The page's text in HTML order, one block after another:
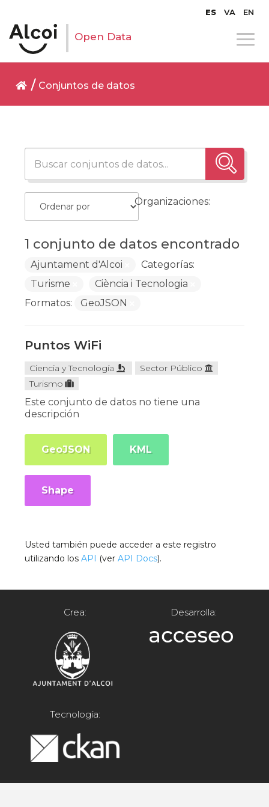
ES VA EN
Open Data
Conjuntos de datos
1 conjunto de datos encontrado
Organizaciones:
Ajuntament d'Alcoi
Categorías:
Turisme
Ciència i Tecnologia
Formatos:
GeoJSON
Puntos WiFi
Ciencia y Tecnología
Sector Público
Turismo
Este conjunto de datos no tiene una
descripción
GeoJSON KML
Shape
Usted también puede acceder a este registro
utilizando losAPI (verAPI Docs).
Crea: Desarrolla:
Tecnología: